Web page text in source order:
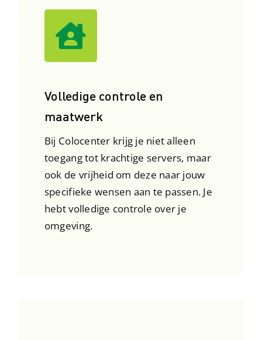
Volledige controle en
maatwerk
Bij Colocenter krijg je niet alleen
toegang tot krachtige servers, maar
ook de vrijheid om deze naar jouw
specifieke wensen aan te passen. Je
hebt volledige controle over je
omgeving.